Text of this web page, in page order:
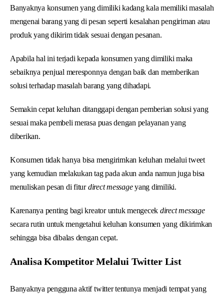
Banyaknya konsumen yang dimiliki kadang kala memiliki masalah
mengenai barang yang di pesan seperti kesalahan pengiriman atau
produk yang dikirim tidak sesuai dengan pesanan.
Apabila hal ini terjadi kepada konsumen yang dimiliki maka
sebaiknya penjual meresponnya dengan baik dan memberikan
solusi terhadap masalah barang yang dihadapi.
Semakin cepat keluhan ditanggapi dengan pemberian solusi yang
sesuai maka pembeli merasa puas dengan pelayanan yang
diberikan.
Konsumen tidak hanya bisa mengirimkan keluhan melalui tweet
yang kemudian melakukan tag pada akun anda namun juga bisa
menuliskan pesan di fiturdirect messageyang dimiliki.
Karenanya penting bagi kreator untuk mengecek direct message
secara rutin untuk mengetahui keluhan konsumen yang dikirimkan
sehingga bisa dibalas dengan cepat.
Analisa Kompetitor Melalui Twitter List
Banyaknya pengguna aktif twitter tentunya menjadi tempat yang